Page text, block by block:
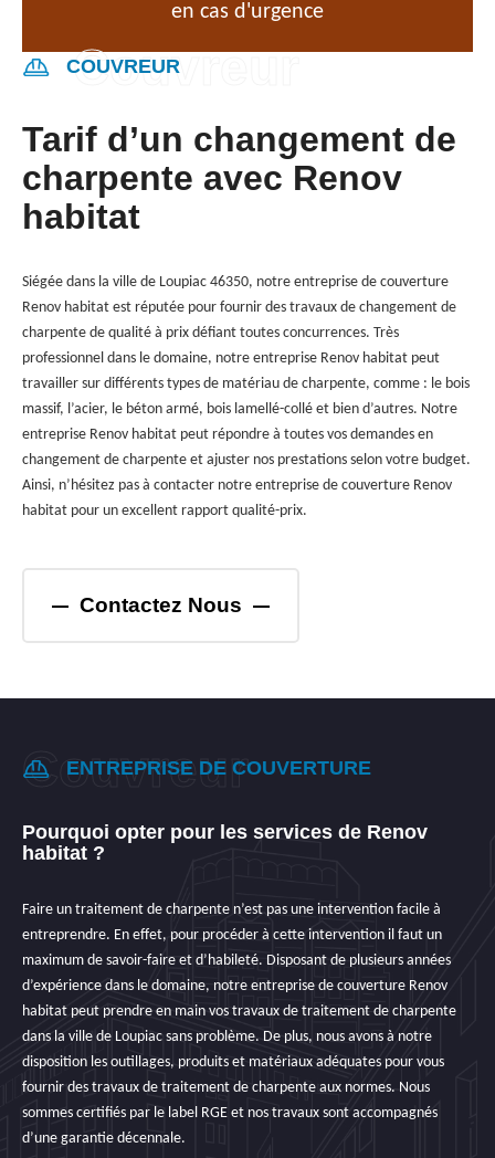
en cas d'urgence
COUVREUR
Tarif d’un changement de
charpente avec Renov
habitat
Siégée dans la ville de Loupiac 46350, notre entreprise de couverture
Renov habitat est réputée pour fournir des travaux de changement de
charpente de qualité à prix défiant toutes concurrences. Très
professionnel dans le domaine, notre entreprise Renov habitat peut
travailler sur différents types de matériau de charpente, comme : le bois
massif, l’acier, le béton armé, bois lamellé-collé et bien d’autres. Notre
entreprise Renov habitat peut répondre à toutes vos demandes en
changement de charpente et ajuster nos prestations selon votre budget.
Ainsi, n’hésitez pas à contacter notre entreprise de couverture Renov
habitat pour un excellent rapport qualité-prix.
Contactez Nous
ENTREPRISE DE COUVERTURE
Pourquoi opter pour les services de Renov
habitat ?
Faire un traitement de charpente n’est pas une intervention facile à
entreprendre. En effet, pour procéder à cette intervention il faut un
maximum de savoir-faire et d’habileté. Disposant de plusieurs années
d’expérience dans le domaine, notre entreprise de couverture Renov
habitat peut prendre en main vos travaux de traitement de charpente
dans la ville de Loupiac sans problème. De plus, nous avons à notre
disposition les outillages, produits et matériaux adéquates pour vous
fournir des travaux de traitement de charpente aux normes. Nous
sommes certifiés par le label RGE et nos travaux sont accompagnés
d’une garantie décennale.